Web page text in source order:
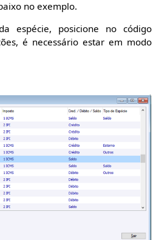
no exemplo.
espécie, posicione no código
é necessário estar em modo